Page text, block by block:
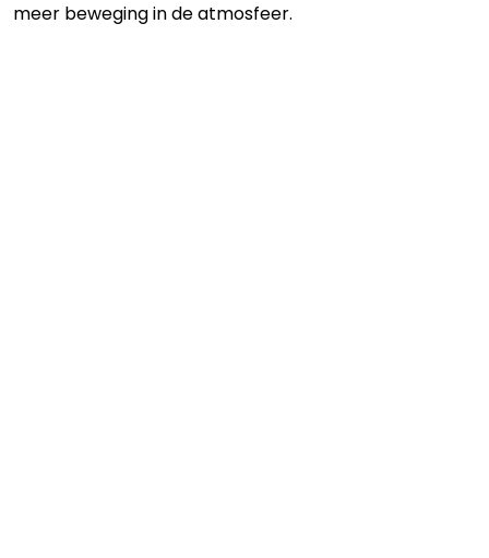
meer beweging in de atmosfeer.